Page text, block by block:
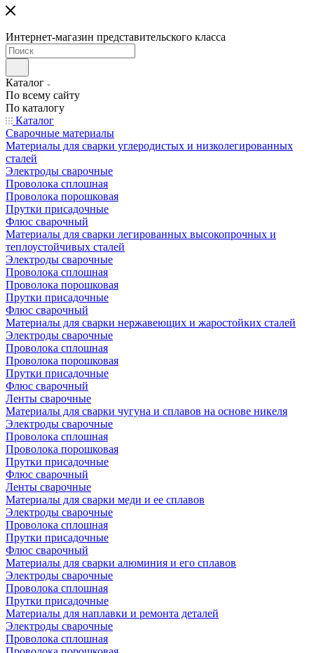
Интернет-магазин представительского класса
Каталог
По всему сайту
По каталогу
Каталог
Сварочные материалы
Материалы для сварки углеродистых и низколегированных
сталей
Электроды сварочные
Проволока сплошная
Проволока порошковая
Прутки присадочные
Флюс сварочный
Материалы для сварки легированных высокопрочных и
теплоустойчивых сталей
Электроды сварочные
Проволока сплошная
Проволока порошковая
Прутки присадочные
Флюс сварочный
Материалы для сварки нержавеющих и жаростойких сталей
Электроды сварочные
Проволока сплошная
Проволока порошковая
Прутки присадочные
Флюс сварочный
Ленты сварочные
Материалы для сварки чугуна и сплавов на основе никеля
Электроды сварочные
Проволока сплошная
Проволока порошковая
Прутки присадочные
Флюс сварочный
Ленты сварочные
Материалы для сварки меди и ее сплавов
Электроды сварочные
Проволока сплошная
Прутки присадочные
Флюс сварочный
Материалы для сварки алюминия и его сплавов
Электроды сварочные
Проволока сплошная
Прутки присадочные
Материалы для наплавки и ремонта деталей
Электроды сварочные
Проволока сплошная